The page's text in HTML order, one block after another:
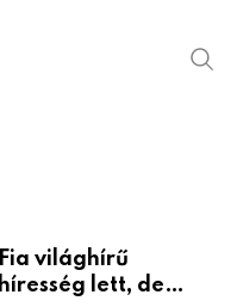
Fia világhírű
híresség lett, de